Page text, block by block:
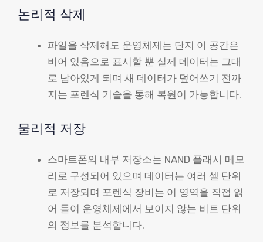
논리적 삭제
파일을 삭제해도 운영체제는 단지 이 공간은
비어 있음으로 표시할 뿐 실제 데이터는 그대
로 남아있게 되며 새 데이터가 덮어쓰기 전까
지는 포렌식 기술을 통해 복원이 가능합니다.
물리적 저장
스마트폰의 내부 저장소는 NAND 플래시 메모
리로 구성되어 있으며 데이터는 여러 셀 단위
로 저장되며 포렌식 장비는 이 영역을 직접 읽
어 들여 운영체제에서 보이지 않는 비트 단위
의 정보를 분석합니다.